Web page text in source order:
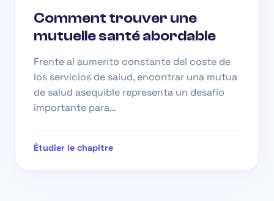
Comment trouver une
mutuelle santé abordable
Frente al aumento constante del coste de
los servicios de salud, encontrar una mutua
de salud asequible representa un desafío
importante para…
Étudier le chapitre